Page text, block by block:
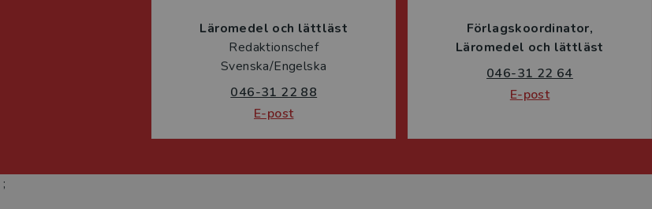
Läromedel och lättläst
Redaktionschef
Svenska/Engelska
046-31 22 88
E-post
Förlagskoordinator
Läromedel och lättläst
046-31 22 64
E-post
;